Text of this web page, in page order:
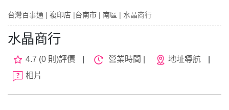
台灣百事通 | 複印店 |台南市 | 南區 | 水晶商行
水晶商行
4.7 (0 則)評價 營業時間 | 地址導航
相片